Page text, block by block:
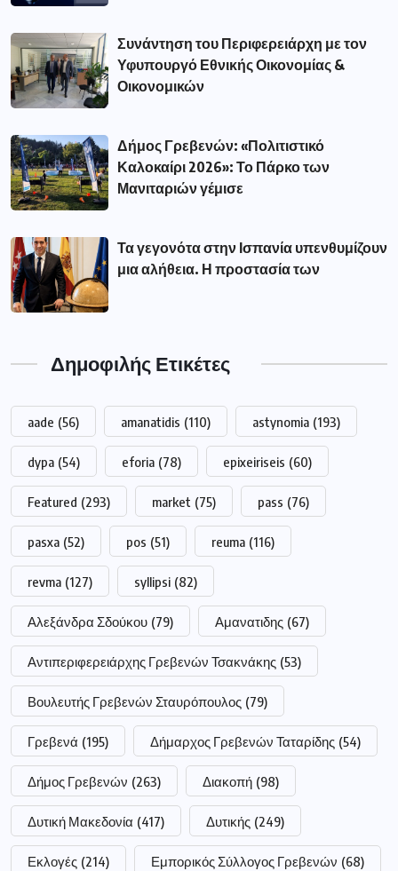
Συνάντηση του Περιφερειάρχη με τον
Υφυπουργό Εθνικής Οικονομίας &
Οικονομικών
Δήμος Γρεβενών: «Πολιτιστικό
Καλοκαίρι 2026»: Το Πάρκο των
Μανιταριών γέμισε
Τα γεγονότα στην Ισπανία υπενθυμίζουν
μια αλήθεια. Η προστασία των
Δημοφιλής Ετικέτες
aade (56) amanatidis (110) astynomia (193)
dypa (54) eforia (78) epixeiriseis (60)
Featured (293) market (75) pass (76)
pasxa (52) pos (51) reuma (116)
revma (127) syllipsi (82)
Αλεξάνδρα Σδούκου (79) Αμανατιδης (67)
Αντιπεριφερειάρχης Γρεβενών Τσακνάκης (53)
Βουλευτής Γρεβενών Σταυρόπουλος (79)
Γρεβενά (195) Δήμαρχος Γρεβενών Ταταρίδης (54)
Δήμος Γρεβενών (263) Διακοπή (98)
Δυτική Μακεδονία (417) Δυτικής (249)
Εκλογές (214) Εμπορικός Σύλλογος Γρεβενών (68)